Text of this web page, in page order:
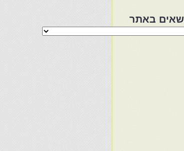
באתר